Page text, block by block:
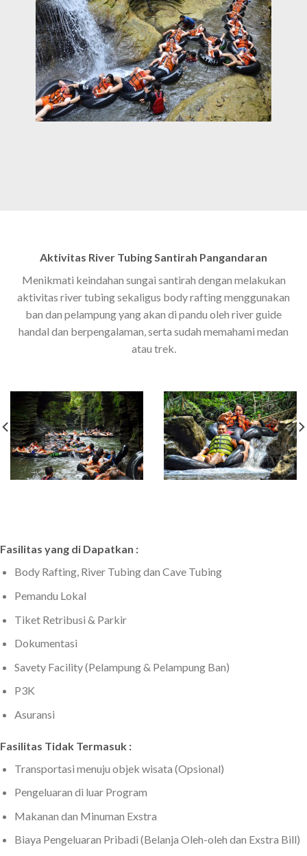
Aktivitas River Tubing Santirah Pangandaran
Menikmati keindahan sungai santirah dengan melakukan
aktivitas river tubing sekaligus body rafting menggunakan
ban dan pelampung yang akan di pandu oleh river guide
handal dan berpengalaman, serta sudah memahami medan
atau trek.
Fasilitas yang di Dapatkan :
Body Rafting, River Tubing dan Cave Tubing
Pemandu Lokal
Tiket Retribusi & Parkir
Dokumentasi
Savety Facility (Pelampung & Pelampung Ban)
P3K
Asuransi
Fasilitas Tidak Termasuk :
Transportasi menuju objek wisata (Opsional)
Pengeluaran di luar Program
Makanan dan Minuman Exstra
Biaya Pengeluaran Pribadi (Belanja Oleh-oleh dan Exstra Bill)